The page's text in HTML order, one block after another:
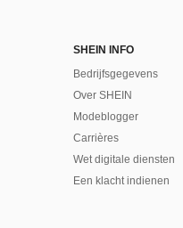
SHEIN INFO
Bedrijfsgegevens
Over SHEIN
Modeblogger
Carrières
Wet digitale diensten
Een klacht indienen